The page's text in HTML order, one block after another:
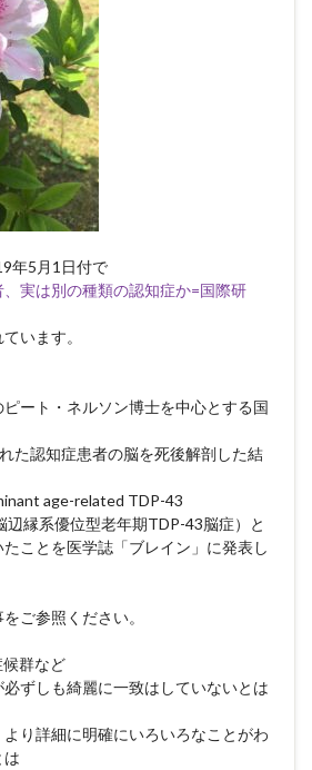
年5月1日付で
、実は別の種類の認知症か=国際研
います。
ート・ネルソン博士を中心とする国
た認知症患者の脳を死後解剖した結
age-related TDP-43
縁系優位型老年期TDP-43脳症）と
ことを医学誌「ブレイン」に発表し
ご参照ください。
群など
ずしも綺麗に一致はしていないとは
り詳細に明確にいろいろなことがわ
は